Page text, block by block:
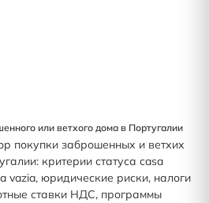
или ветхого дома в Португалии
покупки заброшенных и ветхих
критерии статуса casa
vazia, юридические риски, налоги
ставки НДС, программы